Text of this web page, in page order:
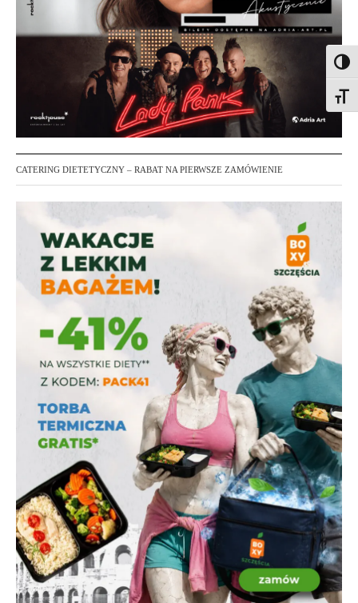
CATERING DIETETYCZNY – RABAT NA PIERWSZE ZAMÓWIENIE